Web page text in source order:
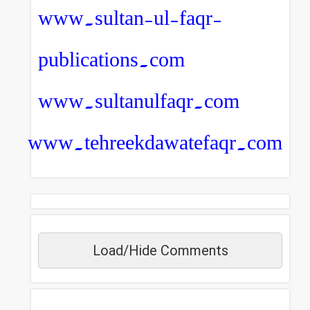
www.sultan-ul-faqr-
publications.com
www.sultanulfaqr.com
www.tehreekdawatefaqr.com
Load/Hide Comments